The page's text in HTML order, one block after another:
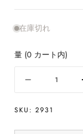
在庫切れ
量 (0 カート内)
を
減
SKU: 2931